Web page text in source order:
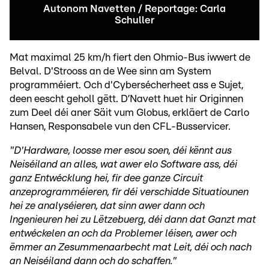
Autonom Navetten / Reportage: Carla
Schuller
Mat maximal 25 km/h fiert den Ohmio-Bus iwwert de
Belval. D'Strooss an de Wee sinn am System
programméiert. Och d'Cybersécherheet ass e Sujet,
deen eescht geholl gëtt. D’Navett huet hir Originnen
zum Deel déi aner Säit vum Globus, erkläert de Carlo
Hansen, Responsabele vun den CFL-Busservicer.
"D'Hardware, loosse mer esou soen, déi kënnt aus
Neiséiland an alles, wat awer elo Software ass, déi
ganz Entwécklung hei, fir dee ganze Circuit
anzeprogramméieren, fir déi verschidde Situatiounen
hei ze analyséieren, dat sinn awer dann och
Ingenieuren hei zu Lëtzebuerg, déi dann dat Ganzt mat
entwéckelen an och da Problemer léisen, awer och
ëmmer an Zesummenaarbecht mat Leit, déi och nach
an Neiséiland dann och do schaffen."